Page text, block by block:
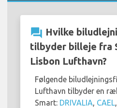
question_answer Hvilke
tilbyder billeje fra
Lisbon Lufthavn?
Følgende
Lufthavn tilbyder en
Smart: DRIVALIA, CAEL,